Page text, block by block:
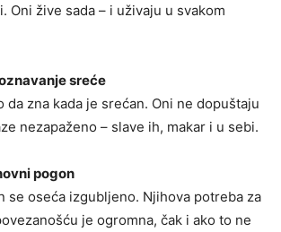
Oni žive sada – i uživaju u svakom
sreće
da zna kada je srećan. Oni ne dopuštaju
nezapaženo – slave ih, makar i u sebi.
pogon
se oseća izgubljeno. Njihova potreba za
je ogromna, čak i ako to ne